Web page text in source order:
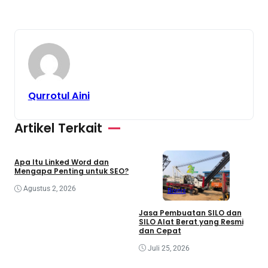
Qurrotul Aini
Artikel Terkait
Apa Itu Linked Word dan
Mengapa Penting untuk SEO?
Agustus 2, 2026 Bisnis
Jasa Pembuatan SILO dan
SILO Alat Berat yang Resmi
dan Cepat
Juli 25, 2026